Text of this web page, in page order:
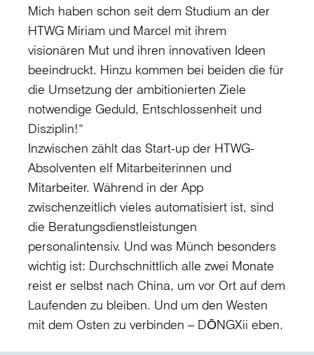
Mich haben schon seit dem Studium an der
HTWG Miriam und Marcel mit ihrem
visionären Mut und ihren innovativen Ideen
beeindruckt. Hinzu kommen bei beiden die für
die Umsetzung der ambitionierten Ziele
notwendige Geduld, Entschlossenheit und
Disziplin!“
Inzwischen zählt das Start-up der HTWG-
Absolventen elf Mitarbeiterinnen und
Mitarbeiter. Während in der App
zwischenzeitlich vieles automatisiert ist, sind
die Beratungsdienstleistungen
personalintensiv. Und was Münch besonders
wichtig ist: Durchschnittlich alle zwei Monate
reist er selbst nach China, um vor Ort auf dem
Laufenden zu bleiben. Und um den Westen
mit dem Osten zu verbinden – DŌNGXii eben.